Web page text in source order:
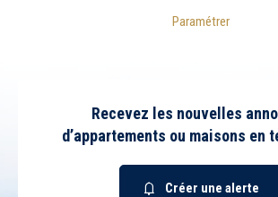
Paramétrer
Recevez les nouvelles
d’appartements ou maisons en
Créer une alerte